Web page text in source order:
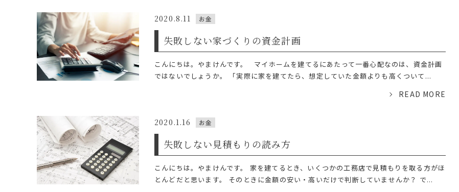
2020.8.11 お金
失敗しない家づくりの資金計画
こんにちは。やまけんです。 マイホームを建てるにあたって一番心配なのは、資金計画
ではないでしょうか。 「実際に家を建てたら、想定していた金額よりも高くついて...
READ MORE
2020.1.16 お金
失敗しない見積もりの読み方
こんにちは。やまけんです。 家を建てるとき、いくつかの工務店で見積もりを取る方がほ
とんどだと思います。 そのときに金額の安い・高いだけで判断していませんか？ で...